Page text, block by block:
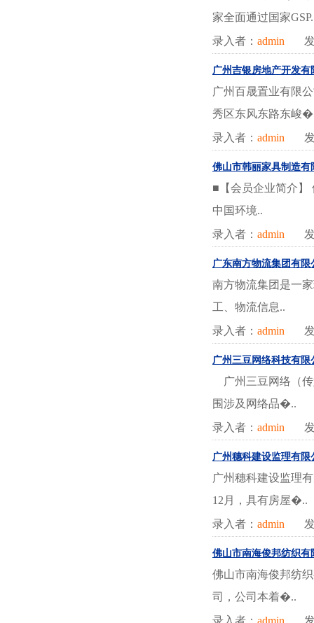
家全面通过国家
录入者： admin 发
广州吉银房地产开发有
广州百晟置业有限
秀区东风东路东峻
录入者： admin 发
佛山市韩丽家具制造有
■【会员企业简介
中国环境..
录入者： admin 发
广东南方物流集团有限
南方物流集团是一
工、物流信息..
录入者： admin 发
广州三豆网络科技有限
广州三豆网络（传
围涉及网络品�..
录入者： admin 发
广州穗科建设监理有限
广州穗科建设监理
12月，具有房屋�..
录入者： admin 发
佛山市南海俊邦纺织有
佛山市南海俊邦纺
司，公司本着�..
录入者： admin 发